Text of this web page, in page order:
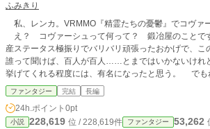
ふみきり
私、レンカ。VRMMO『精霊たちの憂鬱』でコヴァ
え？ コヴァーシュって何って？ 鍛冶屋のことで
産ステータス極振りでバリバリ頑張ったおかげで、こ
誰って聞けば、百人が百人……とまではいかないけれ
挙げてくれる程度には、有名になったと思う。 でも
だ。成功率五割の武器製錬でさえ、五連続失敗とか
ーし、こうなったら、気分転換に私だけの秘密の採掘
鉱石を拾ってくるしかないよねっ。て、あれれ？ 私
も？ だれかー、助けて―！ ※この物語は、連載『
ファンタジー 完結 長編
24h.ポイント 0pt
小説 228,619 位 / 228,619件 ファンタジー 53,262